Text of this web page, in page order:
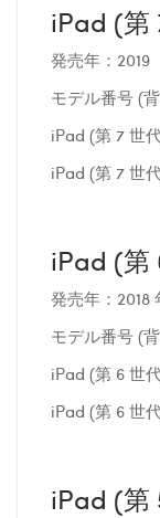
iPad (第
発売年：2019
モデル番号 (
iPad (第 7 世
iPad (第 7 世
iPad (第
発売年：2018
モデル番号 (
iPad (第 6 世
iPad (第 6 世
iPad (第